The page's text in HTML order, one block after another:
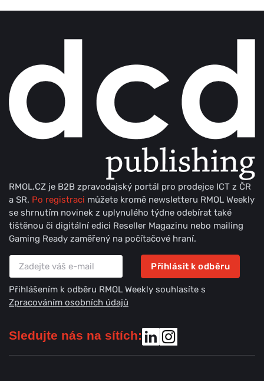
RMOL.CZ je B2B zpravodajský portál pro prodejce ICT z ČR
a SR. Po registraci můžete kromě newsletteru RMOL Weekly
se shrnutím novinek z uplynulého týdne odebírat také
tištěnou či digitální edici Reseller Magazinu nebo mailing
Gaming Ready zaměřený na počítačové hraní.
Přihlásit k odběru
Přihlášením k odběru RMOL Weekly souhlasíte s
Zpracováním osobních údajů
Sledujte nás na sítích: